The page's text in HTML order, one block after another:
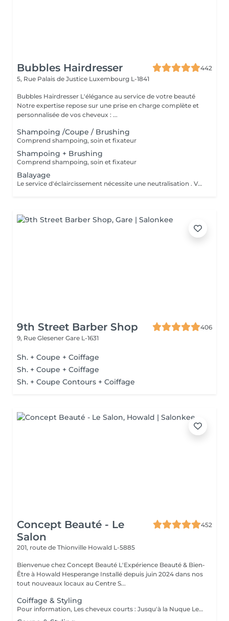
Bubbles Hairdresser
442
5, Rue Palais de Justice Luxembourg L-1841
Bubbles Hairdresser L'élégance au service de votre beauté
Notre expertise repose sur une prise en charge complète et
personnalisée de vos cheveux : ...
Shampoing /Coupe / Brushing
Comprend shampoing, soin et fixateur
Shampoing + Brushing
Comprend shampoing, soin et fixateur
Balayage
Le service d'éclaircissement nécessite une neutralisation . Veuillez cliquer sur le service Patine/Gloss
9th Street Barber Shop
406
9, Rue Glesener Gare L-1631
Sh. + Coupe + Coiffage
Sh. + Coupe + Coiffage
Sh. + Coupe Contours + Coiffage
Concept Beauté - Le
Salon
452
201, route de Thionville Howald L-5885
Bienvenue chez Concept Beauté L'Expérience Beauté & Bien-
Être à Howald Hesperange Installé depuis juin 2024 dans nos
tout nouveaux locaux au Centre S...
Coiffage & Styling
Pour information, Les cheveux courts : Jusqu'à la Nuque Les cheveux mi-longs : Jusqu'à l'épaule Les cheveux longs : En dessous de l'épaule Un supplément sera demandé pour les cheveux très longs, (jusqu'au milieu du dos)